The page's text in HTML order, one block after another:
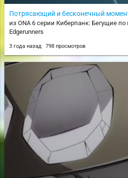
Потрясающий и бесконечный
из ONA 6 серии Киберпанк: Бегущие по
Edgerunners
3 года назад 798 просмотров